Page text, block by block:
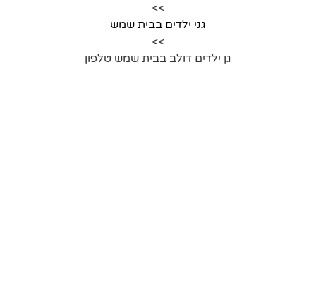
>>
גני ילדים בבית שמש
>>
גן ילדים דולב בבית שמש טלפון